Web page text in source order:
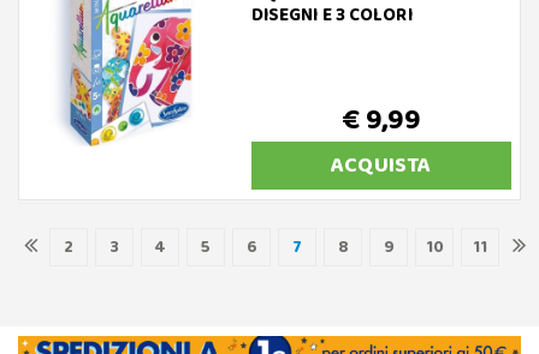
DISEGNI E 3 COLORI
€ 9,99
ACQUISTA
2 3 4 5 6 7 8 9 10 11